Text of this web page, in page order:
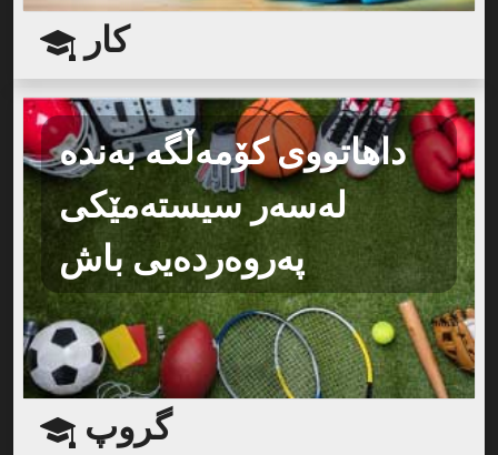
کار
داهاتووی کۆمەڵگە بەندە
لەسەر سیستەمێکی
پەروەردەیی باش
گروپ